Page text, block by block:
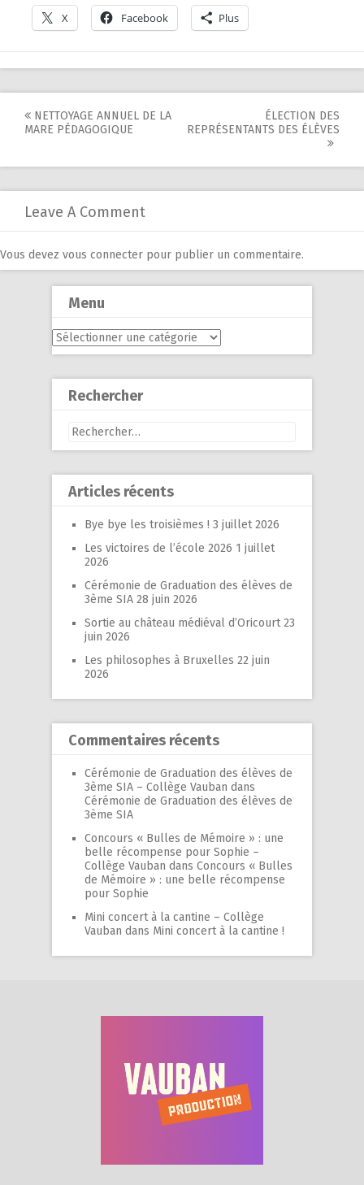
X Facebook Plus
Post
NETTOYAGE ANNUEL DE LA
MARE PÉDAGOGIQUE
ÉLECTION DES
REPRÉSENTANTS DES ÉLÈVES
Leave A Comment
Vous devez vous connecter pour publier un commentaire.
Menu
Menu
Rechercher
Rechercher :
Articles récents
Bye bye les troisièmes ! 3 juillet 2026
Les victoires de l’école 2026 1 juillet
2026
Cérémonie de Graduation des élèves de
3ème SIA 28 juin 2026
Sortie au château médiéval d’Oricourt 23
juin 2026
Les philosophes à Bruxelles 22 juin
2026
Commentaires récents
Cérémonie de Graduation des élèves de
3ème SIA – Collège Vauban dans
Cérémonie de Graduation des élèves de
3ème SIA
Concours « Bulles de Mémoire » : une
belle récompense pour Sophie –
Collège Vauban dans Concours « Bulles
de Mémoire » : une belle récompense
pour Sophie
Mini concert à la cantine – Collège
Vauban dans Mini concert à la cantine !